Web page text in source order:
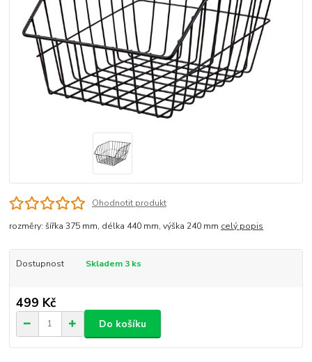
Ohodnotit produkt
rozměry: šířka 375 mm, délka 440 mm, výška 240 mm celý popis
Dostupnost Skladem 3 ks
499 Kč
Do košíku